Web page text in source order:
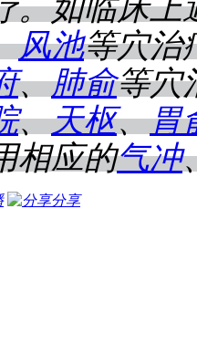
。如临床上
风池等穴治
、肺俞等穴
、天枢、胃
相应的气冲
分享